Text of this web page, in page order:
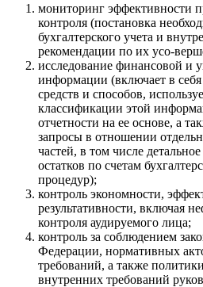
мониторинг эффективности
контроля (постановка
бухгалтерского учета и
рекомендации по их усо-
исследование финансовой и
информации (включает в
средств и способов,
классификации этой
отчетности на ее основе, а
запросы в отношении
частей, в том числе
остатков по счетам
процедур);
контроль экономности,
результативности, включая
контроля аудируемого лица;
контроль за соблюдением
Федерации, нормативных
требований, а также
внутренних требований